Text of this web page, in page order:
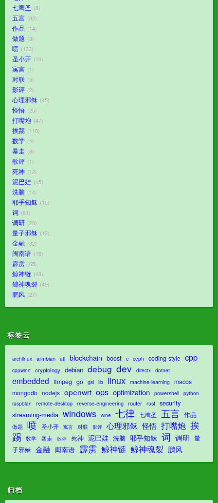
七鹰圣 8
五言 82
作品 14
做题 3
喷 133
圣小开 10
寓言 1
对联 5
影评 2
心理邪稣 45
怪悟 25
打嘴炮 47
挨踢 118
数学 4
暴走 8
歌评 1
死神 12
泥巴娃 15
洗脑 14
耶乎知稣 15
词 81
调研 20
量子邪稣 13
金融 32
闽南语 16
霹雳 65
鲸神链 48
鲸神魂裂 49
鹏风 27
标签云
archlinux armbian atl blockchain boost c ceph coding-style cpp
cppwinrt cryptology debian debug dev directx dotnet
embedded ffmpeg go gsl lib linux machine-learning macos
mongodb nodejs openwrt ops optimization powershell
python
raspbian
remote-desktop reverse-engineering router rust security
streaming-media windows wine 七律 七鹰圣 五言 作品
做题 喷 圣小开 寓言 对联 影评 心理邪稣 怪悟 打嘴炮 挨
踢
数学 暴走 歌评 死神 泥巴娃 洗脑 耶乎知稣 词 调研 量
子邪稣 金融 闽南语 霹雳 鲸神链 鲸神魂裂 鹏风
归档